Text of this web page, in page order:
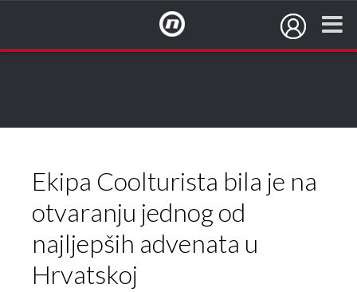
Ekipa Coolturista bila je na
otvaranju jednog od
najljepših advenata u
Hrvatskoj